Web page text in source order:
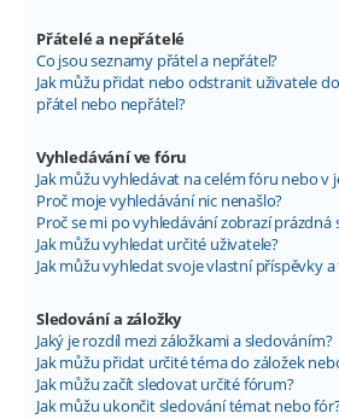
Přátelé a nepřátelé
Co jsou seznamy přátel a nepřátel?
Jak můžu přidat nebo odstranit uživatele
přátel nebo nepřátel?
Vyhledávání ve fóru
Jak můžu vyhledávat na celém fóru nebo v
Proč moje vyhledávání nic nenašlo?
Proč se mi po vyhledávání zobrazí prázdná
Jak můžu vyhledat určité uživatele?
Jak můžu vyhledat svoje vlastní příspěvky
Sledování a záložky
Jaký je rozdíl mezi záložkami a sledováním?
Jak můžu přidat určité téma do záložek
Jak můžu začít sledovat určité fórum?
Jak můžu ukončit sledování témat nebo